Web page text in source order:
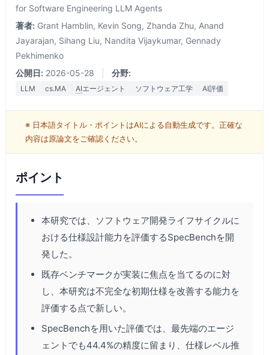
for Software Engineering LLM Agents
著者: Grant Hamblin, Kevin Song, Zhanda Zhu, Anand
Jayarajan, Sihang Liu, Nandita Vijaykumar, Gennady
Pekhimenko
公開日: 2026-05-28 分野:
LLM cs.MA AIエージェント ソフトウェア工学 AI評価
※ 日本語タイトル・ポイントはAIによる自動生成です。正確な
内容は原論文をご確認ください。
ポイント
本研究では、ソフトウェア開発ライフサイクルに
おける仕様設計能力を評価するSpecBenchを開
発した。
既存ベンチマークが実装に焦点を当てるのに対
し、本研究は不完全な初期仕様を改善する能力を
評価する点で新しい。
SpecBenchを用いた評価では、最先端のエージ
ェントでも44.4%の精度に留まり、仕様レベル推